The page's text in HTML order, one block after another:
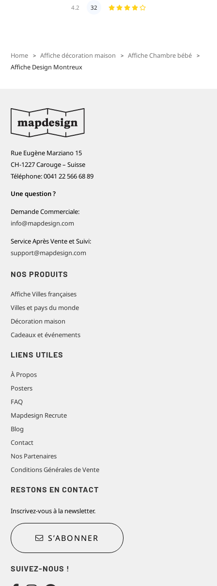
4.2 32
Home Affiche décoration maison
Affiche Chambre bébé
Affiche Design Montreux
Rue Eugène Marziano 15
CH-1227 Carouge – Suisse
Téléphone: 0041 22 566 68 89
Une question ?
Demande Commerciale:
info@mapdesign.com
Service Après Vente et Suivi:
support@mapdesign.com
NOS PRODUITS
Affiche Villes françaises
Villes et pays du monde
Décoration maison
Cadeaux et événements
LIENS UTILES
À Propos
Posters
FAQ
Mapdesign Recrute
Blog
Contact
Nos Partenaires
Conditions Générales de Vente
RESTONS EN CONTACT
Inscrivez-vous à la newsletter.
S’ABONNER
SUIVEZ-NOUS !